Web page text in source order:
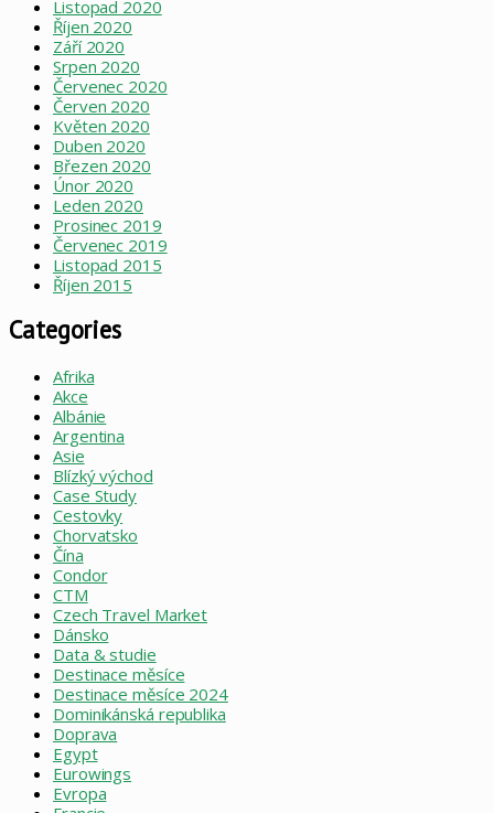
Listopad 2020
Říjen 2020
Září 2020
Srpen 2020
Červenec 2020
Červen 2020
Květen 2020
Duben 2020
Březen 2020
Únor 2020
Leden 2020
Prosinec 2019
Červenec 2019
Listopad 2015
Říjen 2015
Categories
Afrika
Akce
Albánie
Argentina
Asie
Blízký východ
Case Study
Cestovky
Chorvatsko
Čína
Condor
CTM
Czech Travel Market
Dánsko
Data & studie
Destinace měsíce
Destinace měsíce 2024
Dominikánská republika
Doprava
Egypt
Eurowings
Evropa